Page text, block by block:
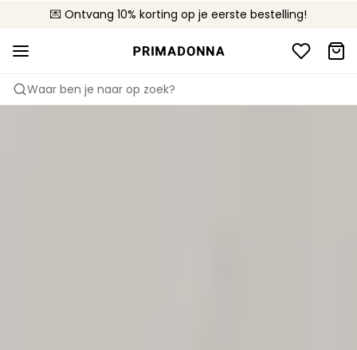
💌 Ontvang 10% korting op je eerste bestelling!
🚚 Gratis bezorging boven €90
📦 Gratis retourneren
Waar ben je naar op zoek?